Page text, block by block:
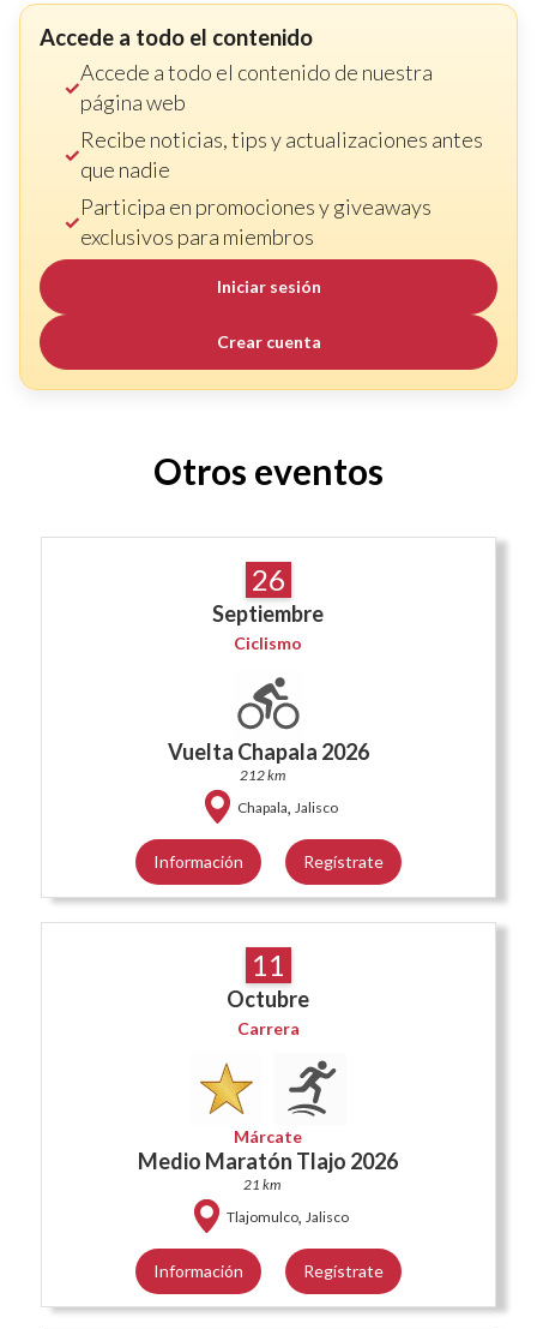
Accede a todo el contenido
Accede a todo el contenido de nuestra
página web
Recibe noticias, tips y actualizaciones antes
que nadie
Participa en promociones y giveaways
exclusivos para miembros
Iniciar sesión
Crear cuenta
Otros eventos
26
Septiembre
Ciclismo
Vuelta Chapala 2026
212 km
Chapala, Jalisco
Información Regístrate
11
Octubre
Carrera
Márcate
Medio Maratón Tlajo 2026
21 km
Tlajomulco, Jalisco
Información Regístrate